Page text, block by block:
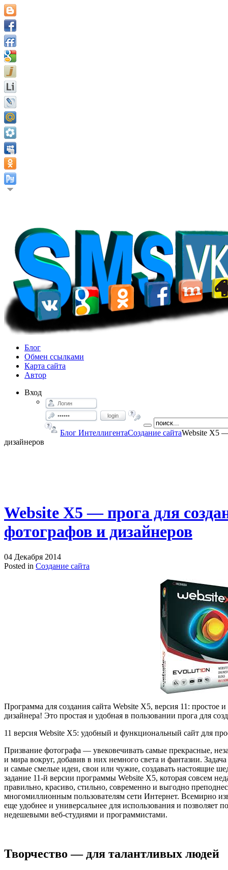
Блог
Обмен ссылками
Карта сайта
Автор
Вход
login
Блог ИнтеллигентаСоздание сайтаWebsite X5 —
дизайнеров
Website X5 — прога для
фотографов и дизайнеров
04 Декабря 2014
Posted in Создание сайта
Программа для создания сайта Website X5, версия 11: простое
дизайнера! Это простая и удобная в пользовании прога для
11 версия Website X5: удобный и функциональный сайт для
Призвание фотографа — увековечивать самые прекрасные,
и мира вокруг, добавив в них немного света и фантазии.
и самые смелые идеи, свои или чужие, создавать настоящие
задание 11-й версии программы Website X5, которая совсем
правильно, красиво, стильно, современно и выгодно
многомиллионным пользователям сети Интернет. Всемирно
еще удобнее и универсальнее для использования и
недешевыми веб-студиями и программистами.
Творчество — для талантливых людей